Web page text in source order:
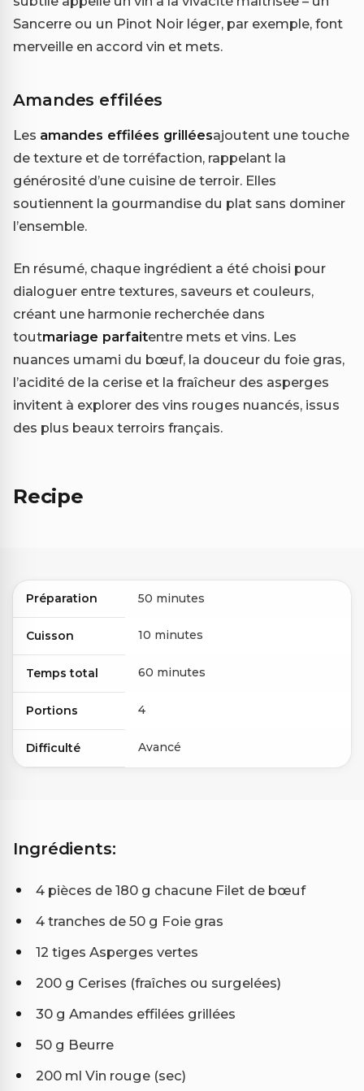
Sancerre ou un Pinot Noir léger, par exemple, font
merveille en accord vin et mets.
Amandes effilées
Les amandes effilées grilléesajoutent une touche
de texture et de torréfaction, rappelant la
générosité d’une cuisine de terroir. Elles
soutiennent la gourmandise du plat sans dominer
l’ensemble.
En résumé, chaque ingrédient a été choisi pour
dialoguer entre textures, saveurs et couleurs,
créant une harmonie recherchée dans
toutmariage parfaitentre mets et vins. Les
nuances umami du bœuf, la douceur du foie gras,
l’acidité de la cerise et la fraîcheur des asperges
invitent à explorer des vins rouges nuancés, issus
des plus beaux terroirs français.
Recipe
Préparation 50 minutes
Cuisson 10 minutes
Temps total 60 minutes
Portions 4
Difficulté Avancé
Ingrédients:
4 pièces de 180 g chacune Filet de bœuf
4 tranches de 50 g Foie gras
12 tiges Asperges vertes
200 g Cerises (fraîches ou surgelées)
30 g Amandes effilées grillées
50 g Beurre
200 ml Vin rouge (sec)